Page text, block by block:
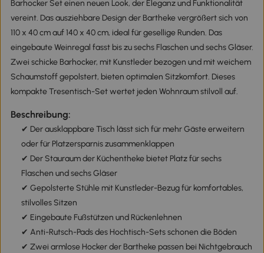
Barhocker Set einen neuen Look, der Eleganz und Funktionalität
vereint. Das ausziehbare Design der Bartheke vergrößert sich von
110 x 40 cm auf 140 x 40 cm, ideal für gesellige Runden. Das
eingebaute Weinregal fasst bis zu sechs Flaschen und sechs Gläser.
Zwei schicke Barhocker, mit Kunstleder bezogen und mit weichem
Schaumstoff gepolstert, bieten optimalen Sitzkomfort. Dieses
kompakte Tresentisch-Set wertet jeden Wohnraum stilvoll auf.
Beschreibung:
✔ Der ausklappbare Tisch lässt sich für mehr Gäste erweitern
oder für Platzersparnis zusammenklappen
✔ Der Stauraum der Küchentheke bietet Platz für sechs
Flaschen und sechs Gläser
✔ Gepolsterte Stühle mit Kunstleder-Bezug für komfortables,
stilvolles Sitzen
✔ Eingebaute Fußstützen und Rückenlehnen
✔ Anti-Rutsch-Pads des Hochtisch-Sets schonen die Böden
✔ Zwei armlose Hocker der Bartheke passen bei Nichtgebrauch